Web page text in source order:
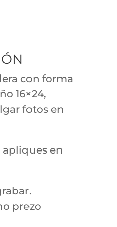
con forma
16×24,
fotos en
en
prezo